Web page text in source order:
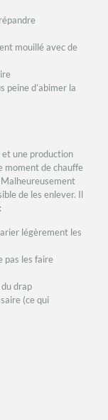
mouillé avec de
d’abimer la
une production
moment de chauffe
de les enlever. Il
légèrement les
pas les faire
drap
(ce qui